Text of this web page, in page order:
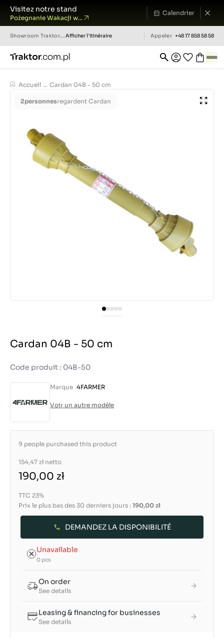
Visitez notre stand
Pożegnanie Wakacji w...
Calendrier
Showroom Traktor.com.pl Afficher l'itinéraire Appeler +48 17 858 58 58
Accueil ... Cardan 04B - 50 cm
2personnesregardent Cardan
Cardan 04B - 50 cm
Code produit : 04B-50
Marque 4FARMER
Voir un autre modèle
9 people purchased this product
154,47 zł netto
190,00 zł
TTC 23%
Prix le plus bas des 30 derniers jours : 190,00 zł
DEMANDEZ LA DISPONIBILITÉ
Unavailable
0 pcs
On order
See details
Leasing & financing for businesses
See details